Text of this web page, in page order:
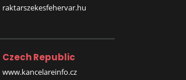
raktarszekesfehervar.hu
Czech Republic
www.kancelareinfo.cz